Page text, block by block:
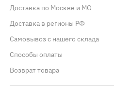
Доставка по Москве и МО
Доставка в регионы РФ
Самовывоз с нашего склада
Способы оплаты
Возврат товара